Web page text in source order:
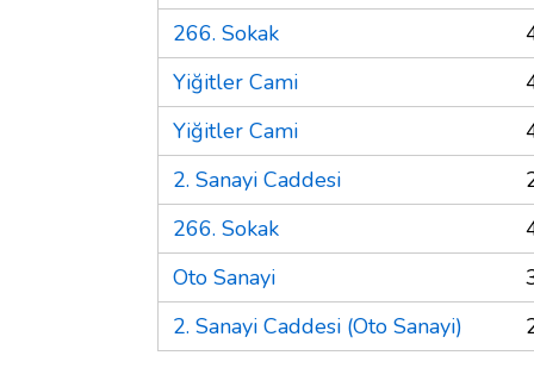
266. Sokak
Yiğitler Cami
Yiğitler Cami
2. Sanayi Caddesi
266. Sokak
Oto Sanayi
2. Sanayi Caddesi (Oto Sanayi)